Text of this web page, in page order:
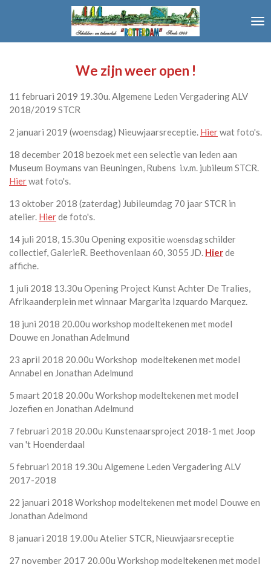
We zijn weer open !
11 februari 2019 19.30u. Algemene Leden Vergadering ALV
2018/2019 STCR
2 januari 2019 (woensdag) Nieuwjaarsreceptie. Hierwat foto's.
18 december 2018 bezoek met een selectie van leden aan
Museum Boymans van Beuningen, Rubens i.v.m. jubileum STCR.
Hierwat foto's.
13 oktober 2018 (zaterdag) Jubileumdag 70 jaar STCR in
atelier. Hierde foto's.
14 juli 2018, 15.30u Opening expositiewoensdagschilder
collectief, GalerieR. Beethovenlaan 60, 3055 JD. Hierde
affiche.
1 juli 2018 13.30u Opening Project Kunst Achter De Tralies,
Afrikaanderplein met winnaar Margarita Izquardo Marquez.
18 juni 2018 20.00u workshop modeltekenen met model
Douwe en Jonathan Adelmund
23 april 2018 20.00u Workshop modeltekenen met model
Annabel en Jonathan Adelmund
5 maart 2018 20.00u Workshop modeltekenen met model
Jozefien en Jonathan Adelmund
7 februari 2018 20.00u Kunstenaarsproject 2018-1 met Joop
van 't Hoenderdaal
5 februari 2018 19.30u Algemene Leden Vergadering ALV
2017-2018
22 januari 2018 Workshop modeltekenen met model Douwe en
Jonathan Adelmond
8 januari 2018 19.00u Atelier STCR, Nieuwjaarsreceptie
27 november 2017 20.00u Workshop modeltekenen met model